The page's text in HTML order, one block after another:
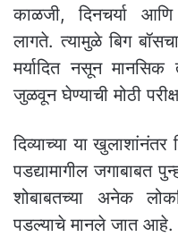
काळजी, दिनचर्या
लागते. त्यामुळे बिग
मर्यादित नसून
जुळवून घेण्याची मोठी
दिव्याच्या या
पडद्यामागील जगाबाबत
शोबाबतच्या अनेक
पडल्याचे मानले जात आहे.